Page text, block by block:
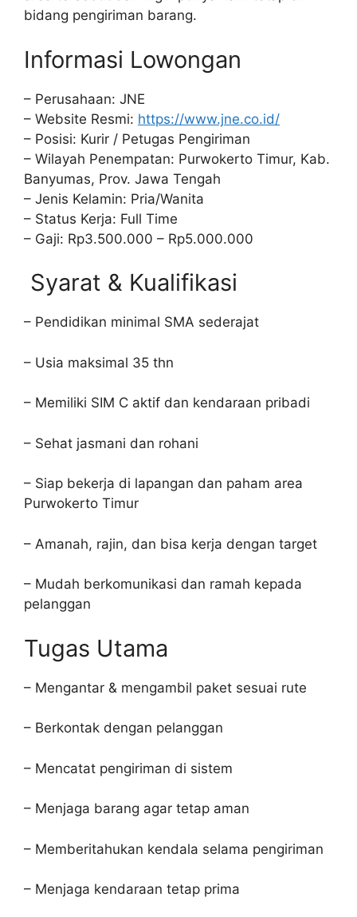
bidang pengiriman barang.
Informasi Lowongan
– Perusahaan: JNE
– Website Resmi: https://www.jne.co.id/
– Posisi: Kurir / Petugas Pengiriman
– Wilayah Penempatan: Purwokerto Timur, Kab.
Banyumas, Prov. Jawa Tengah
– Jenis Kelamin: Pria/Wanita
– Status Kerja: Full Time
– Gaji: Rp3.500.000 – Rp5.000.000
Syarat & Kualifikasi
– Pendidikan minimal SMA sederajat
– Usia maksimal 35 thn
– Memiliki SIM C aktif dan kendaraan pribadi
– Sehat jasmani dan rohani
– Siap bekerja di lapangan dan paham area
Purwokerto Timur
– Amanah, rajin, dan bisa kerja dengan target
– Mudah berkomunikasi dan ramah kepada
pelanggan
Tugas Utama
– Mengantar & mengambil paket sesuai rute
– Berkontak dengan pelanggan
– Mencatat pengiriman di sistem
– Menjaga barang agar tetap aman
– Memberitahukan kendala selama pengiriman
– Menjaga kendaraan tetap prima